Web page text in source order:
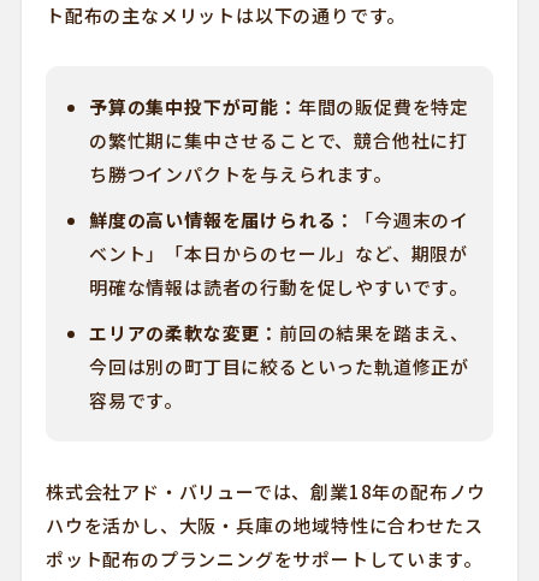
ト配布の主なメリットは以下の通りです。
予算の集中投下が可能： 年間の販促費を特定
の繁忙期に集中させることで、競合他社に打
ち勝つインパクトを与えられます。
鮮度の高い情報を届けられる：
「今週末のイ
ベント」「本日からのセール」など、期限が
明確な情報は読者の行動を促しやすいです。
エリアの柔軟な変更： 前回の結果を踏まえ、
今回は別の町丁目に絞るといった軌道修正が
容易です。
株式会社アド・バリューでは、創業18年の配布ノウ
ハウを活かし、大阪・兵庫の地域特性に合わせたス
ポット配布のプランニングをサポートしています。